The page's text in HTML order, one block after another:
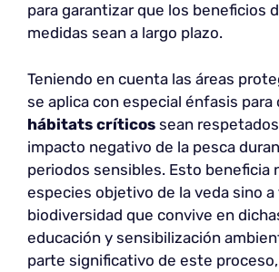
para garantizar que los beneficios
medidas sean a largo plazo.
Teniendo en cuenta las áreas
se aplica con especial énfasis para
hábitats críticos sean
impacto negativo de la pesca
periodos sensibles. Esto beneficia
especies objetivo de la veda sino a
biodiversidad que convive en
educación y sensibilización
parte significativo de este